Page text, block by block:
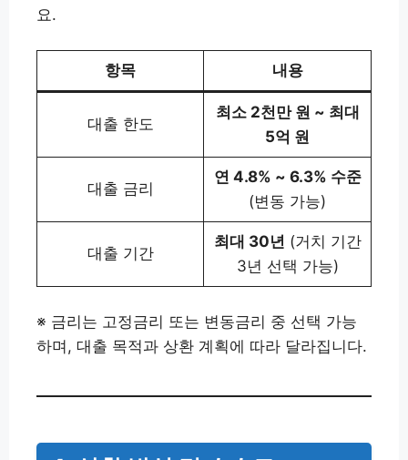
요.
항목 내용
대출 한도
최소 2천만 원 ~ 최대
5억 원
대출 금리
연 4.8% ~ 6.3% 수준
(변동 가능)
대출 기간
최대 30년 (거치 기간
3년 선택 가능)
※ 금리는 고정금리 또는 변동금리 중 선택 가능
하며, 대출 목적과 상환 계획에 따라 달라집니다.